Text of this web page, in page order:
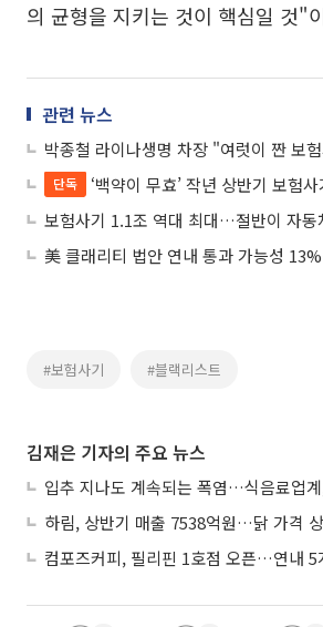
의 균형을 지키는 것이 핵심일 것"
관련 뉴스
단독
‘백약이 무효’ 작년 상반기 보험사기액 6028억…
보험사기 1.1조 역대 최대…절반이 자동
#보험사기 #블랙리스트
김재은 기자의 주요 뉴스
하림, 상반기 매출 7538억원…닭 가격